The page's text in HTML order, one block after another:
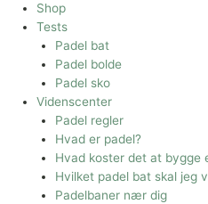
Shop
Tests
Padel bat
Padel bolde
Padel sko
Videnscenter
Padel regler
Hvad er padel?
Hvad koster det at bygge
Hvilket padel bat skal jeg
Padelbaner nær dig